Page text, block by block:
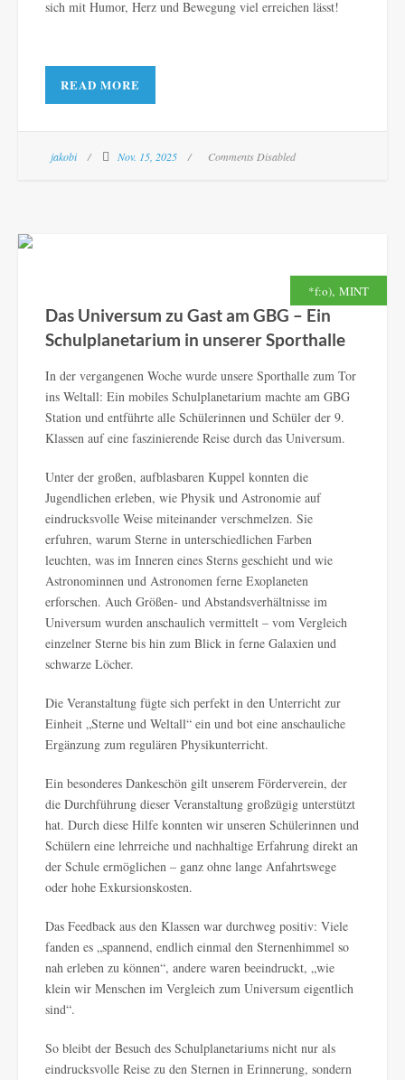
sich mit Humor, Herz und Bewegung viel erreichen lässt!
READ MORE
jakobi Nov. 15, 2025 Comments Disabled
*f:o), MINT
Das Universum zu Gast am GBG – Ein
Schulplanetarium in unserer Sporthalle
In der vergangenen Woche wurde unsere Sporthalle zum Tor
ins Weltall: Ein mobiles Schulplanetarium machte am GBG
Station und entführte alle Schülerinnen und Schüler der 9.
Klassen auf eine faszinierende Reise durch das Universum.
Unter der großen, aufblasbaren Kuppel konnten die
Jugendlichen erleben, wie Physik und Astronomie auf
eindrucksvolle Weise miteinander verschmelzen. Sie
erfuhren, warum Sterne in unterschiedlichen Farben
leuchten, was im Inneren eines Sterns geschieht und wie
Astronominnen und Astronomen ferne Exoplaneten
erforschen. Auch Größen- und Abstandsverhältnisse im
Universum wurden anschaulich vermittelt – vom Vergleich
einzelner Sterne bis hin zum Blick in ferne Galaxien und
schwarze Löcher.
Die Veranstaltung fügte sich perfekt in den Unterricht zur
Einheit „Sterne und Weltall“ ein und bot eine anschauliche
Ergänzung zum regulären Physikunterricht.
Ein besonderes Dankeschön gilt unserem Förderverein, der
die Durchführung dieser Veranstaltung großzügig unterstützt
hat. Durch diese Hilfe konnten wir unseren Schülerinnen und
Schülern eine lehrreiche und nachhaltige Erfahrung direkt an
der Schule ermöglichen – ganz ohne lange Anfahrtswege
oder hohe Exkursionskosten.
Das Feedback aus den Klassen war durchweg positiv: Viele
fanden es „spannend, endlich einmal den Sternenhimmel so
nah erleben zu können“, andere waren beeindruckt, „wie
klein wir Menschen im Vergleich zum Universum eigentlich
sind“.
So bleibt der Besuch des Schulplanetariums nicht nur als
eindrucksvolle Reise zu den Sternen in Erinnerung, sondern